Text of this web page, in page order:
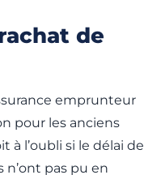
de
emprunteur
pour les anciens
à l’oubli si le délai de
n’ont pas pu en